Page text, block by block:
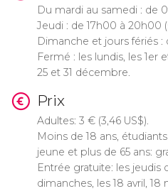
Du mardi au samedi : de
Jeudi : de 17h00 à 20h00
Dimanche et jours fériés :
Fermé : les lundis, les 1er
25 et 31 décembre.
Prix
Adultes: 3 €(3,46 US$).
Moins de 18 ans,
jeune et plus de 65 ans:
Entrée gratuite: les jeudis
dimanches, les 18 avril,